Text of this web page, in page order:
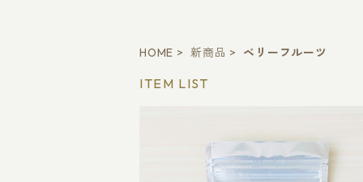
HOME 新商品 ベリーフルーツ
ITEM LIST